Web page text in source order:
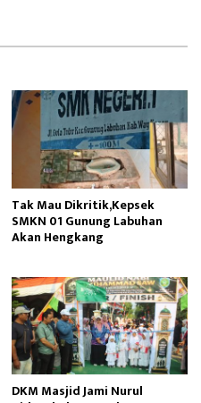
Tak Mau Dikritik,Kepsek
SMKN 01 Gunung Labuhan
Akan Hengkang
DKM Masjid Jami Nurul